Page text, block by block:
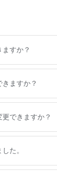
すか？
ますか？
できますか？
た。